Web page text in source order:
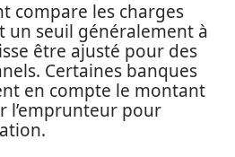
compare les charges
un seuil généralement à
être ajusté pour des
Certaines banques
en compte le montant
l’emprunteur pour